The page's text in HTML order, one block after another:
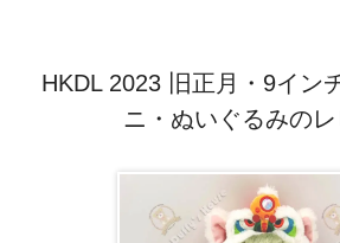
HKDL 2023 旧正月・9イン
ニ・ぬいぐるみの